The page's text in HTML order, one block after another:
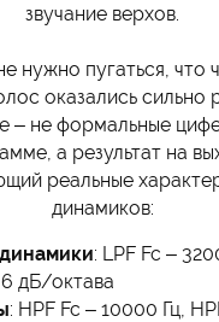
звучание верхов.
нужно пугаться, что
оказались сильно
– не формальные
а результат на
реальные
динамиков:
: LPF Fc –
дБ/октава
: HPF Fc – 10000 Гц,